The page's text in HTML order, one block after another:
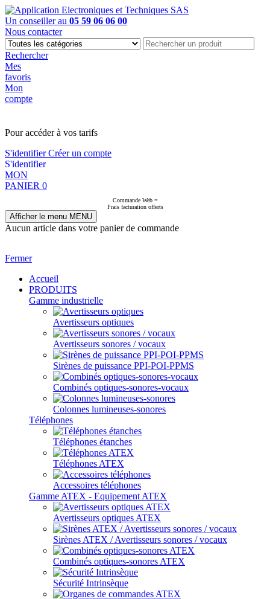
Un conseiller au 05 59 06 06 00
Nous contacter
Rechercher
Mes
favoris
Mon
compte
Pour accéder à vos tarifs
S'identifierCréer un compte
S'identifier
MON
PANIER 0
Commande Web =
Frais facturation offerts
Afficher le menu MENU
Aucun article dans votre panier de commande
Fermer
Accueil
PRODUITS
Gamme industrielle
Avertisseurs optiques
Avertisseurs sonores / vocaux
Sirènes de puissance PPI-POI-PPMS
Combinés optiques-sonores-vocaux
Colonnes lumineuses-sonores
Téléphones
Téléphones étanches
Téléphones ATEX
Accessoires téléphones
Gamme ATEX - Equipement ATEX
Avertisseurs optiques ATEX
Sirènes ATEX / Avertisseurs sonores / vocaux
Combinés optiques-sonores ATEX
Sécurité Intrinsèque